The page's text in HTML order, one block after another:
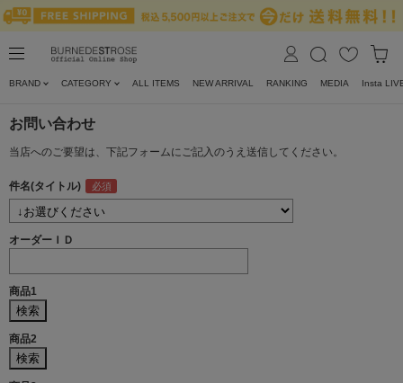
BRAND CATEGORY ALL ITEMS NEW ARRIVAL RANKING MEDIA Insta
お問い合わせ
当店へのご要望は、下記フォームにご記入のうえ送信してください。
件名(タイトル)
オーダーＩＤ
商品1
商品2